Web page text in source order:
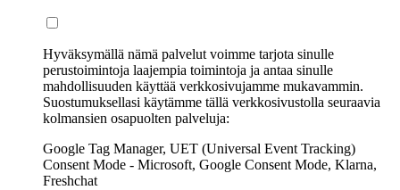
Hyväksymällä nämä palvelut voimme tarjota sinulle
perustoimintoja laajempia toimintoja ja antaa sinulle
mahdollisuuden käyttää verkkosivujamme mukavammin.
Suostumuksellasi käytämme tällä verkkosivustolla seuraavia
kolmansien osapuolten palveluja:
Google Tag Manager, UET (Universal Event Tracking)
Consent Mode - Microsoft, Google Consent Mode, Klarna,
Freshchat